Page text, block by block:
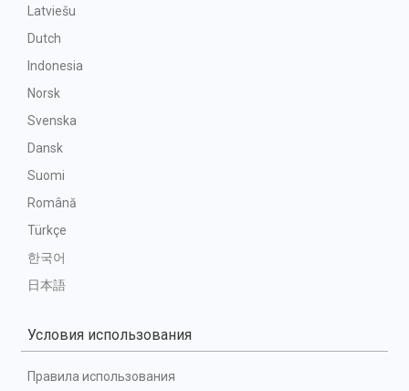
Latviešu
Dutch
Indonesia
Norsk
Svenska
Dansk
Suomi
Română
Türkçe
한국어
日本語
Условия использования
Правила использования